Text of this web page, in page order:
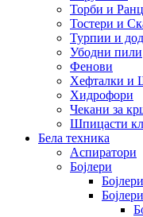
Торби и
Тостери и
Турпии и
Убодни пили
Фенови
Хефталки и
Хидрофори
Чекани за
Шпицасти
Бела техника
Аспиратори
Бојлери